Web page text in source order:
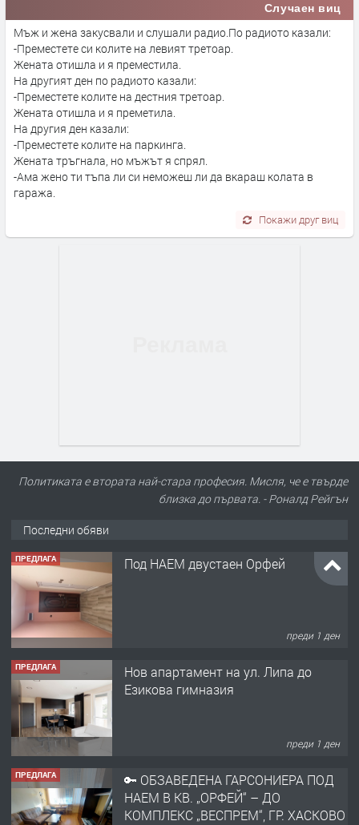
Случаен виц
Мъж и жена закусвали и слушали радио.По радиото казали:
-Преместете си колите на левият третоар.
Жената отишла и я преместила.
На другият ден по радиото казали:
-Преместете колите на дестния третоар.
Жената отишла и я преметила.
На другия ден казали:
-Преместете колите на паркинга.
Жената тръгнала, но мъжът я спрял.
-Ама жено ти тъпа ли си неможеш ли да вкараш колата в
гаража.
Покажи друг виц
Политиката е втората най-стара професия. Мисля, че е твърде
близка до първата. - Роналд Рейгън
Последни обяви
ПРЕДЛАГА Под НАЕМ двустаен Орфей
преди 1 ден
ПРЕДЛАГА
Нов апартамент на ул. Липа до
Езикова гимназия
преди 1 ден
ПРЕДЛАГА
🔑 ОБЗАВЕДЕНА ГАРСОНИЕРА ПОД
НАЕМ В КВ. „ОРФЕЙ“ – ДО
КОМПЛЕКС „ВЕСПРЕМ“, ГР. ХАСКОВО